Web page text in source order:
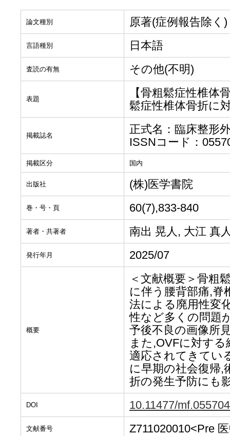
論文種別 原著(症例報告除く)
言語種別 日本語
査読の有無 その他(不明)
表題
【骨粗鬆症性椎体
鬆症性椎体骨折に
掲載誌名
正式名：臨床整形
ISSNコード：
掲載区分 国内
出版社 (株)医学書院
巻・号・頁 60(7),833-840
著者・共著者 南出 晃人, 大江 真
発行年月 2025/07
概要
＜文献概要＞骨粗
に伴う腰背部痛,脊
法による廃用性変
性など多くの問題
予後不良の画像所
また,OVFに対す
適応されてきてい
に早期の社会復帰,
折の発生予防にも
DOI 10.11477/
文献番号 Z711020010<Pre